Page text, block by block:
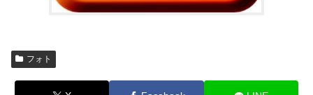
フォト